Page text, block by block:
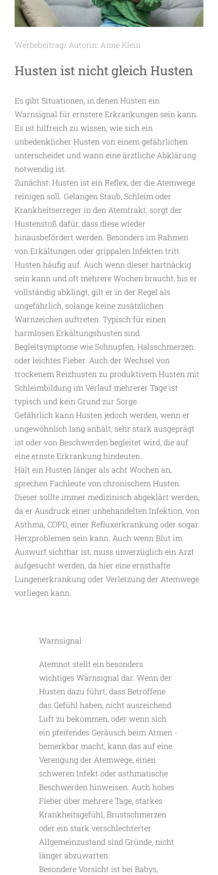
Werbebeitrag/ Autorin: Anne Klein
Husten ist nicht gleich Husten
Es gibt Situationen, in denen Husten ein
Warnsignal für ­ernstere Erkrankungen sein kann.
Es ist hilfreich zu wissen, wie sich ein
unbedenklicher Husten von einem gefährlichen
unterscheidet und wann eine ärztliche Abklärung
notwendig ist.
Zunächst: Husten ist ein Reflex, der die Atemwege
reinigen soll. Gelangen Staub, Schleim oder
Krankheitserreger in den Atemtrakt, sorgt der
Hustenstoß dafür, dass diese wieder
hinausbefördert werden. Besonders im Rahmen
von Erkältungen oder grippalen Infekten tritt
Husten häufig auf. Auch wenn dieser hartnäckig
sein kann und oft mehrere Wochen braucht, bis er
vollständig abklingt, gilt er in der Regel als
ungefährlich, solange keine zusätzlichen
Warnzeichen auftreten. Typisch für einen
harmlosen Erkältungshusten sind
Begleitsymptome wie Schnupfen, Halsschmerzen
oder leichtes Fieber. Auch der Wechsel von
trockenem Reizhusten zu produktivem Husten mit
Schleimbildung im Verlauf mehrerer Tage ist
typisch und kein Grund zur Sorge.
Gefährlich kann Husten jedoch werden, wenn er
ungewöhnlich lang anhält, sehr stark ausgeprägt
ist oder von Beschwerden begleitet wird, die auf
eine ernste Erkrankung hindeuten.
Hält ein Husten länger als acht Wochen an,
sprechen Fachleute von chronischem Husten.
Dieser sollte immer medizinisch abgeklärt werden,
da er Ausdruck einer unbehandelten Infektion, von
Asthma, COPD, einer Refluxerkrankung oder sogar
Herzproblemen sein kann. Auch wenn Blut im
Auswurf sichtbar ist, muss unverzüglich ein Arzt
aufgesucht werden, da hier eine ernsthafte
Lungenerkrankung oder Verletzung der Atemwege
vorliegen kann.
Warnsignal
Atemnot stellt ein besonders
wichtiges Warnsignal dar. Wenn der
Husten dazu führt, dass Betroffene
das Gefühl haben, nicht ausreichend
Luft zu bekommen, oder wenn sich
ein pfeifendes Geräusch beim Atmen ­
bemerkbar macht, kann das auf eine
Verengung der Atemwege, einen
schweren Infekt oder asthmatische
Beschwerden hinweisen. Auch hohes
Fieber über mehrere Tage, ­starkes
Krankheitsgefühl, Brustschmerzen
oder ein stark verschlechterter
Allgemeinzustand sind Gründe, nicht
länger abzuwarten.
Besondere Vorsicht ist bei Babys,